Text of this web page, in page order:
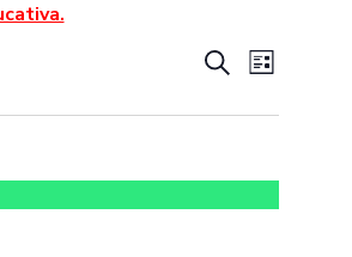
de
y
Buscar
de
de
Lista